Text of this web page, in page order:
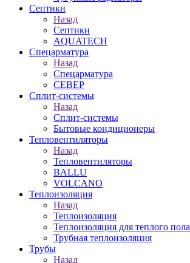
Септики
Назад
Септики
AQUATECH
Спецарматура
Назад
Спецарматура
СЕВЕР
Сплит-системы
Назад
Сплит-системы
Бытовые кондиционеры
Тепловентиляторы
Назад
Тепловентиляторы
BALLU
VOLCANO
Теплоизоляция
Назад
Теплоизоляция
Теплоизоляция для теплого пола
Трубная теплоизоляция
Трубы
Назад